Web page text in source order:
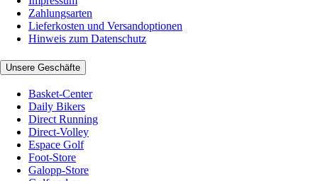
Zahlungsarten
Lieferkosten und Versandoptionen
Hinweis zum Datenschutz
Unsere Geschäfte
Basket-Center
Daily Bikers
Direct Running
Direct-Volley
Espace Golf
Foot-Store
Galopp-Store